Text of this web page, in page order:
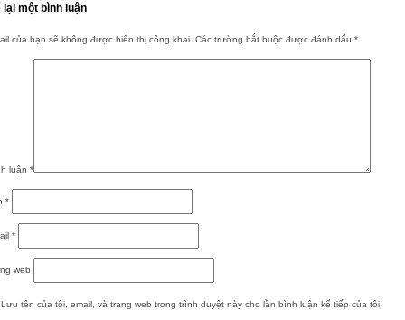
lại một bình luận
của bạn sẽ không được hiển thị công khai. Các trường bắt buộc được đánh dấu *
luận *
*
*
web
Lưu tên của tôi, email, và trang web trong trình duyệt này cho lần bình luận kế tiếp của tôi.